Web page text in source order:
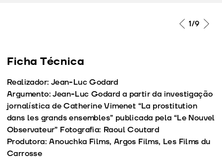
1/9
Ficha Técnica
Realizador: Jean-Luc Godard
Argumento: Jean-Luc Godard a partir da investigação
jornalística de Catherine Vimenet “La prostitution
dans les grands ensembles” publicada pela “Le Nouvel
Observateur” Fotografia: Raoul Coutard
Produtora: Anouchka Films, Argos Films, Les Films du
Carrosse